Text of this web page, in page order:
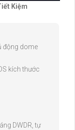
Kiệm
động dome
kích thước
DWDR, tự